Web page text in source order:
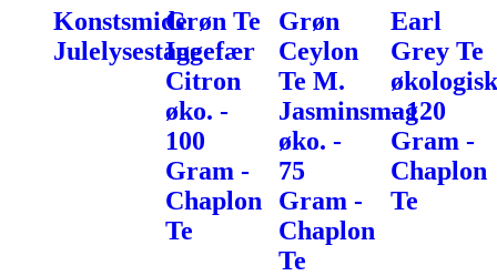
Konstsmide
Julelysestage
Grøn Te
Ingefær
Citron
øko. -
100
Gram -
Chaplon
Te
Grøn
Ceylon
Te M.
Jasminsmag
øko. -
75
Gram -
Chaplon
Te
Earl
Grey Te
økologisk
- 120
Gram -
Chaplon
Te